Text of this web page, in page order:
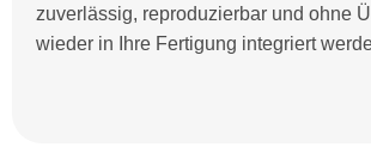
zuverlässig, reproduzierbar und ohne
wieder in Ihre Fertigung integriert